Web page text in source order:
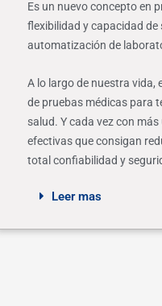
Es un nuevo concepto en
flexibilidad y capacidad
automatización de
A lo largo de nuestra vida,
de pruebas médicas para
salud. Y cada vez con
efectivas que consigan
total confiabilidad y
Leer mas